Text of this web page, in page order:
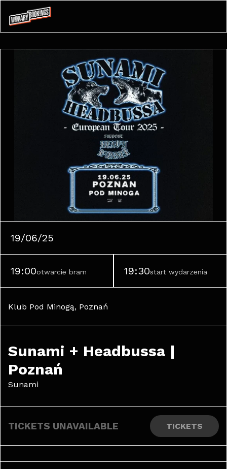
19/06/25
19:00otwarcie bram 19:30start wydarzenia
Klub Pod Minogą, Poznań
Sunami + Headbussa |
Poznań
Sunami
TICKETS UNAVAILABLE TICKETS